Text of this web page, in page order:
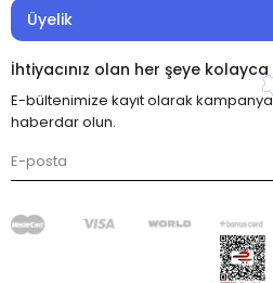
Üyelik
İhtiyacınız olan her şeye kolayca
E-bültenimize kayıt olarak
haberdar olun.